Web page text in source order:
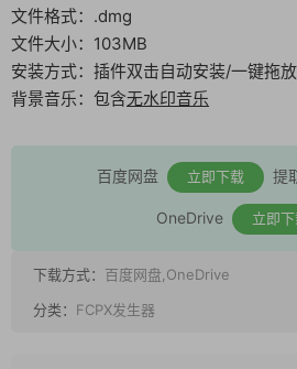
文件格式：.dmg
文件大小：103MB
安装方式：插件双击自动安装/一键拖放
背景音乐：包含无水印音乐
百度网盘 立即下载 提
OneDrive 立即
下载方式： 百度网盘,OneDrive
分类： FCPX发生器